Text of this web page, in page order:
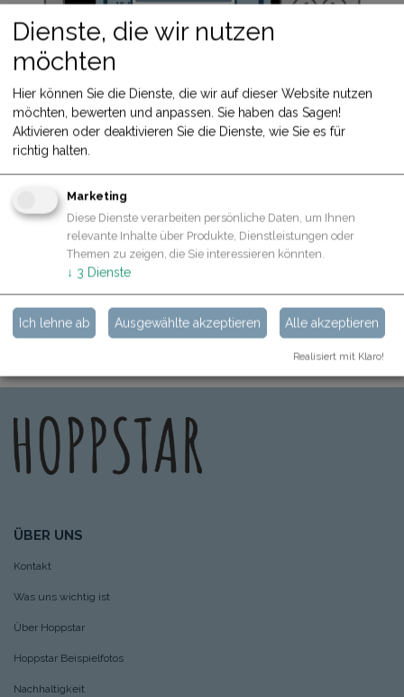
ÜBER UNS
Kontakt
Was uns wichtig ist
Über Hoppstar
Hoppstar Beispielfotos
Nachhaltigkeit
Dienste, die wir nutzen
möchten
Hier können Sie die Dienste, die wir auf dieser Website nutzen
möchten, bewerten und anpassen. Sie haben das Sagen!
Aktivieren oder deaktivieren Sie die Dienste, wie Sie es für
richtig halten.
Marketing
Diese Dienste verarbeiten persönliche Daten, um Ihnen
relevante Inhalte über Produkte, Dienstleistungen oder
Themen zu zeigen, die Sie interessieren könnten.
↓ 3 Dienste
Ich lehne ab Ausgewählte akzeptieren Alle akzeptieren
Realisiert mit Klaro!